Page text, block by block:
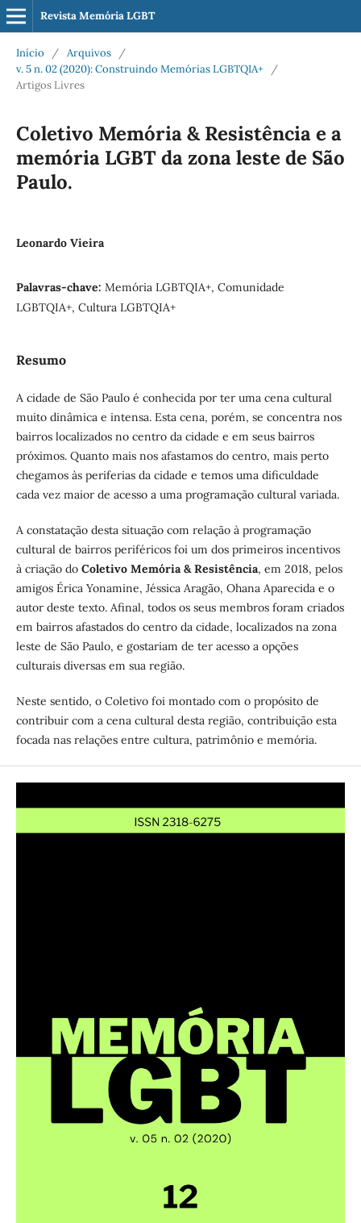
Revista Memória LGBT
Início / Arquivos
/
v. 5 n. 02 (2020): Construindo Memórias LGBTQIA+
/
Artigos Livres
Coletivo Memória & Resistência e a
memória LGBT da zona leste de São
Paulo.
Leonardo Vieira
Palavras-chave: Memória LGBTQIA+, Comunidade
LGBTQIA+, Cultura LGBTQIA+
Resumo
A cidade de São Paulo é conhecida por ter uma cena cultural
muito dinâmica e intensa. Esta cena, porém, se concentra nos
bairros localizados no centro da cidade e em seus bairros
próximos. Quanto mais nos afastamos do centro, mais perto
chegamos às periferias da cidade e temos uma dificuldade
cada vez maior de acesso a uma programação cultural variada.
A constatação desta situação com relação à programação
cultural de bairros periféricos foi um dos primeiros incentivos
à criação do Coletivo Memória & Resistência, em 2018, pelos
amigos Érica Yonamine, Jéssica Aragão, Ohana Aparecida e o
autor deste texto. Afinal, todos os seus membros foram criados
em bairros afastados do centro da cidade, localizados na zona
leste de São Paulo, e gostariam de ter acesso a opções
culturais diversas em sua região.
Neste sentido, o Coletivo foi montado com o propósito de
contribuir com a cena cultural desta região, contribuição esta
focada nas relações entre cultura, patrimônio e memória.